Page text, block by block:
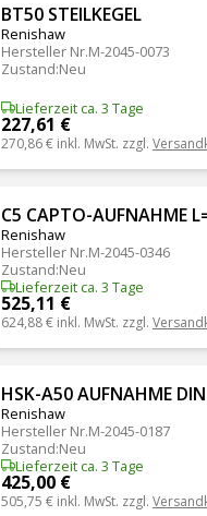
BT50 STEILKEGEL
Renishaw
Hersteller Nr.M-2045-0073
Zustand:Neu
Lieferzeit ca. 3 Tage
227,61 €
270,86 € inkl. MwSt. zzgl.
C5 CAPTO-AUFNAHME
Renishaw
Hersteller Nr.M-2045-0346
Zustand:Neu
Lieferzeit ca. 3 Tage
525,11 €
624,88 € inkl. MwSt. zzgl.
HSK-A50 AUFNAHME
Renishaw
Hersteller Nr.M-2045-0187
Zustand:Neu
Lieferzeit ca. 3 Tage
425,00 €
505,75 € inkl. MwSt. zzgl.